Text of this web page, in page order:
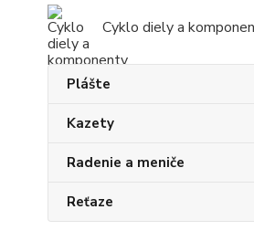
Cyklo diely a
Plášte
Kazety
Radenie a meniče
Reťaze